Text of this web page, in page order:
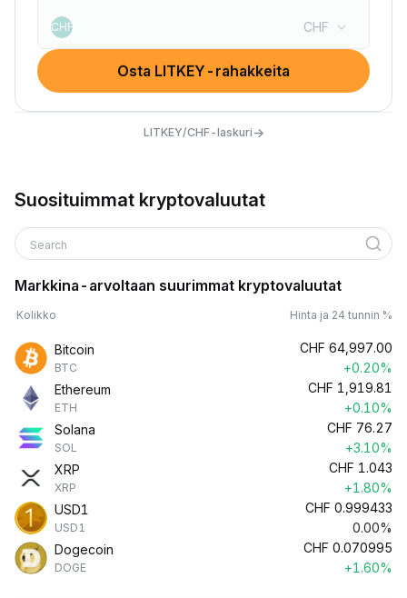
CHF CHF
Osta LITKEY-rahakkeita
LITKEY/CHF-laskuri→
Suosituimmat kryptovaluutat
Search
Markkina-arvoltaan suurimmat kryptovaluutat
Kolikko Hinta ja 24 tunnin %
Bitcoin
BTC
CHF 64,997.00
+0.20%
Ethereum
ETH
CHF 1,919.81
+0.10%
Solana
SOL
CHF 76.27
+3.10%
XRP
XRP
CHF 1.043
+1.80%
USD1
USD1
CHF 0.999433
0.00%
Dogecoin
DOGE
CHF 0.070995
+1.60%